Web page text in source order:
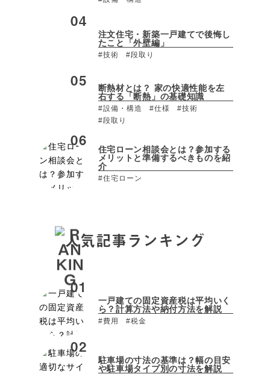
注文住宅・新築一戸建てで後悔し
たこと「外壁編」
#技術 #段取り
断熱材とは？ 家の快適性能を左
右する「断熱」の基礎知識
#設備・構造 #仕様
#技術
#段取り
住宅ローン相談会とは？参加する
メリットと準備するべきものを紹
介
#住宅ローン
人気記事ランキング
一戸建ての固定資産税は平均いく
ら？計算方法や納付方法を解説
#費用 #税金
駐車場の寸法の基準は？幅の目安
や駐車場タイプ別の寸法を解説